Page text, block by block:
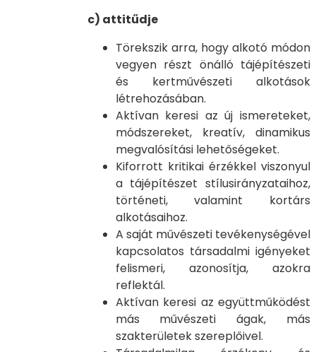
c) attitűdje
Törekszik arra, hogy alkotó módon
vegyen részt önálló tájépítészeti
és kertművészeti alkotások
létrehozásában.
Aktívan keresi az új ismereteket,
módszereket, kreatív, dinamikus
megvalósítási lehetőségeket.
Kiforrott kritikai érzékkel viszonyul
a tájépítészet stílusirányzataihoz,
történeti, valamint kortárs
alkotásaihoz.
A saját művészeti tevékenységével
kapcsolatos társadalmi igényeket
felismeri, azonosítja, azokra
reflektál.
Aktívan keresi az együttműködést
más művészeti ágak, más
szakterületek szereplőivel.